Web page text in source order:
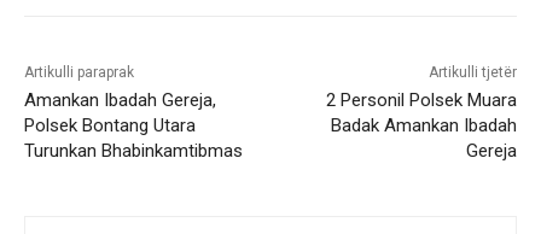
Artikulli paraprak
Amankan Ibadah Gereja,
Polsek Bontang Utara
Turunkan Bhabinkamtibmas
Artikulli tjetër
2 Personil Polsek Muara
Badak Amankan Ibadah
Gereja